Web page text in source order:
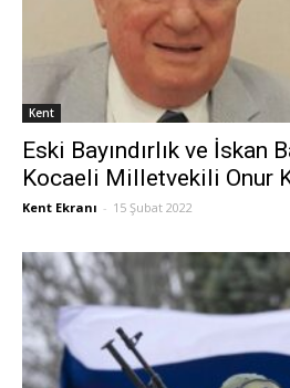
Kent
Eski Bayındırlık ve İskan
Kocaeli Milletvekili Onur
Kent Ekranı - 15 Şubat 2022